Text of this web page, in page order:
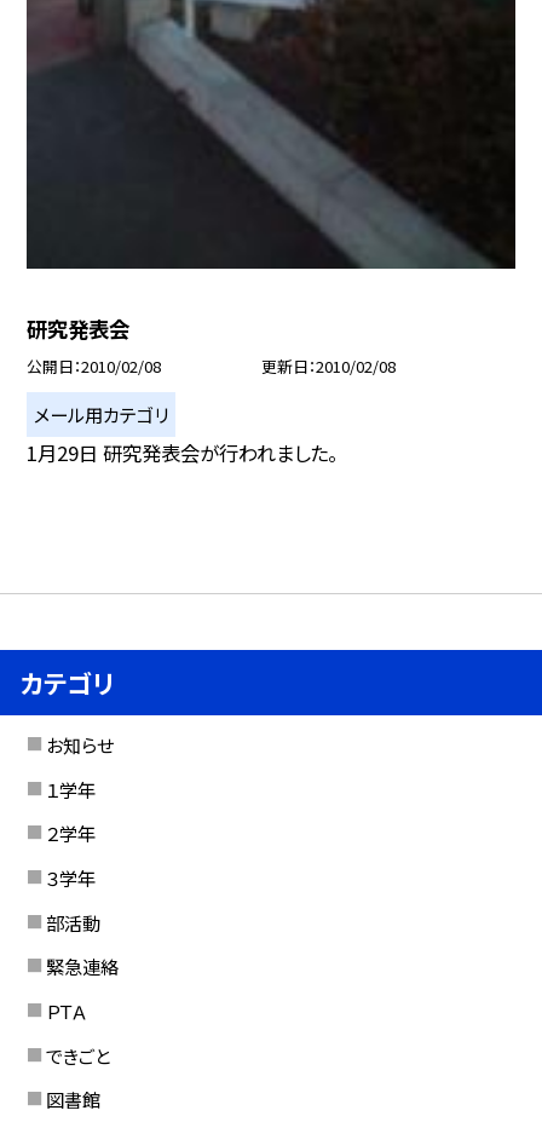
研究発表会
公開日 2010/02/08 更新日 2010/02/08
メール用カテゴリ
1月29日 研究発表会が行われました。
カテゴリ
お知らせ
１学年
２学年
３学年
部活動
緊急連絡
ＰＴＡ
できごと
図書館